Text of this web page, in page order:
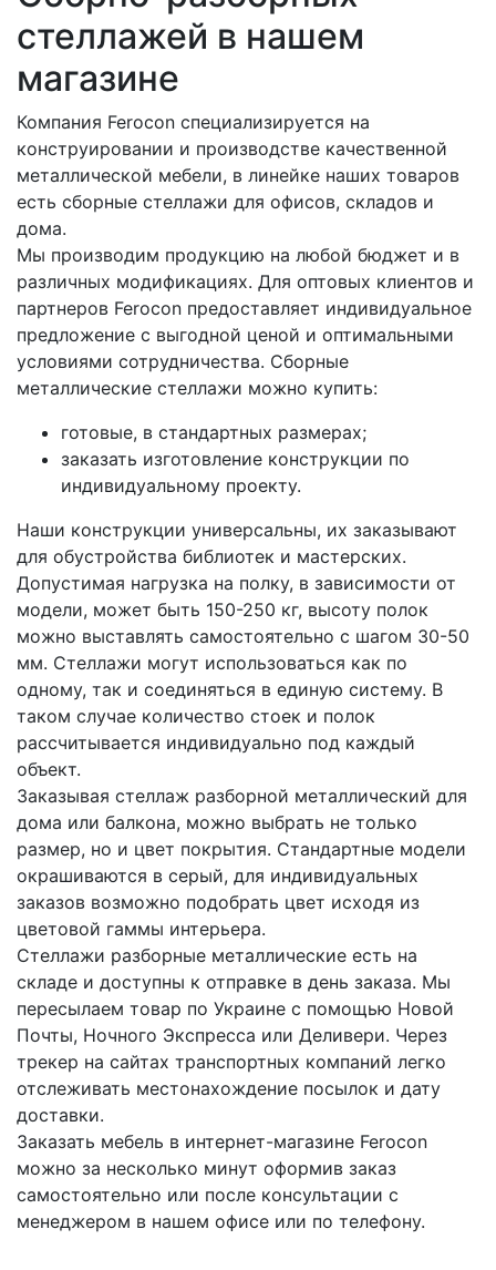
стеллажей в нашем
магазине
Компания Ferocon специализируется на
конструировании и производстве качественной
металлической мебели, в линейке наших товаров
есть сборные стеллажи для офисов, складов и
дома.
Мы производим продукцию на любой бюджет и в
различных модификациях. Для оптовых клиентов и
партнеров Ferocon предоставляет индивидуальное
предложение с выгодной ценой и оптимальными
условиями сотрудничества. Сборные
металлические стеллажи можно купить:
готовые, в стандартных размерах;
заказать изготовление конструкции по
индивидуальному проекту.
Наши конструкции универсальны, их заказывают
для обустройства библиотек и мастерских.
Допустимая нагрузка на полку, в зависимости от
модели, может быть 150-250 кг, высоту полок
можно выставлять самостоятельно с шагом 30-50
мм. Стеллажи могут использоваться как по
одному, так и соединяться в единую систему. В
таком случае количество стоек и полок
рассчитывается индивидуально под каждый
объект.
Заказывая стеллаж разборной металлический для
дома или балкона, можно выбрать не только
размер, но и цвет покрытия. Стандартные модели
окрашиваются в серый, для индивидуальных
заказов возможно подобрать цвет исходя из
цветовой гаммы интерьера.
Стеллажи разборные металлические есть на
складе и доступны к отправке в день заказа. Мы
пересылаем товар по Украине с помощью Новой
Почты, Ночного Экспресса или Деливери. Через
трекер на сайтах транспортных компаний легко
отслеживать местонахождение посылок и дату
доставки.
Заказать мебель в интернет-магазине Ferocon
можно за несколько минут оформив заказ
самостоятельно или после консультации с
менеджером в нашем офисе или по телефону.